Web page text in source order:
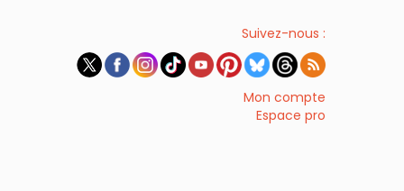
Suivez-nous :
Mon compte
Espace pro